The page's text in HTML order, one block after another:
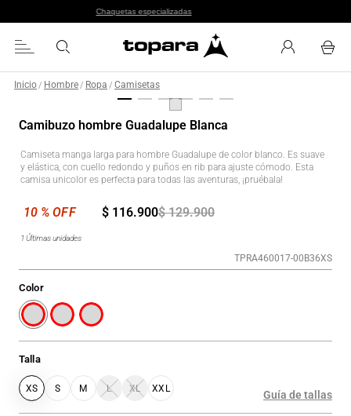
Chaquetas especializadas
Inicio / Hombre / Ropa / Camisetas
Camibuzo hombre Guadalupe Blanca
Camiseta manga larga para hombre Guadalupe de color blanco. Es suave
y elástica, con cuello redondo y puños en rib para ajuste cómodo. Esta
camisa unicolor es perfecta para todas las aventuras, ¡pruébala!
$ 129.900
$ 116.900
1 Últimas unidades
TPRA460017-00B36XS
Talla
XS S M L XL XXL
Color
Guía de tallas